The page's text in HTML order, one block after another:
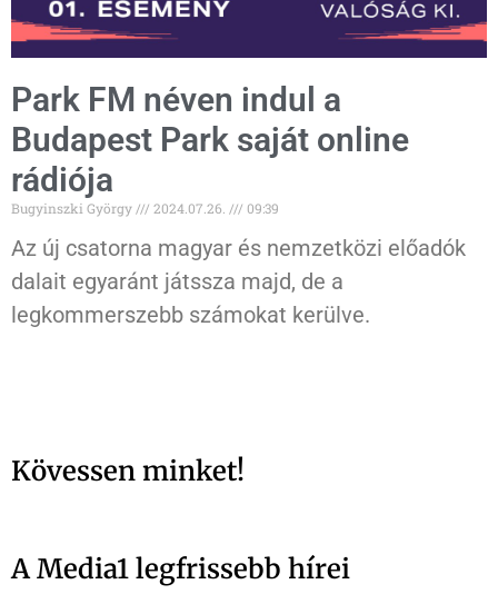
Park FM néven indul a
Budapest Park saját online
rádiója
Bugyinszki György 2024.07.26. 09:39
Az új csatorna magyar és nemzetközi előadók
dalait egyaránt játssza majd, de a
legkommerszebb számokat kerülve.
Kövessen minket!
A Media1 legfrissebb hírei